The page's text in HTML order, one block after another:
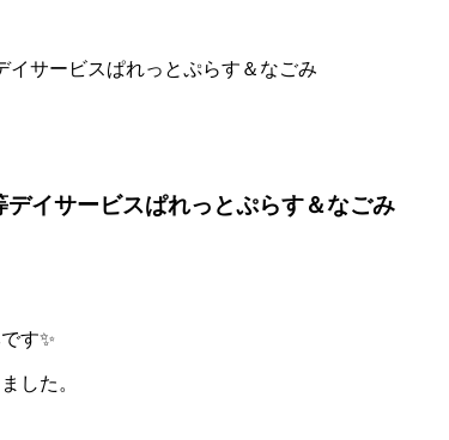
サービスぱれっとぷらす＆なごみ
イサービスぱれっとぷらす＆なごみ
す✨
した。